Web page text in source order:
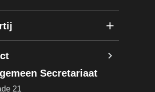
Secretariaat
21